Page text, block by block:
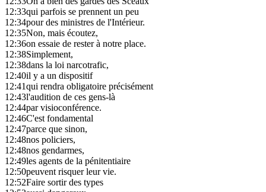
12:33qui parfois se prennent un peu
12:34pour des ministres de l'Intérieur.
12:35Non, mais écoutez,
12:36on essaie de rester à notre place.
12:38Simplement,
12:38dans la loi narcotrafic,
12:40il y a un dispositif
12:41qui rendra obligatoire précisément
12:43l'audition de ces gens-là
12:44par visioconférence.
12:46C'est fondamental
12:47parce que sinon,
12:48nos policiers,
12:48nos gendarmes,
12:49les agents de la pénitentiaire
12:50peuvent risquer leur vie.
12:52Faire sortir des types